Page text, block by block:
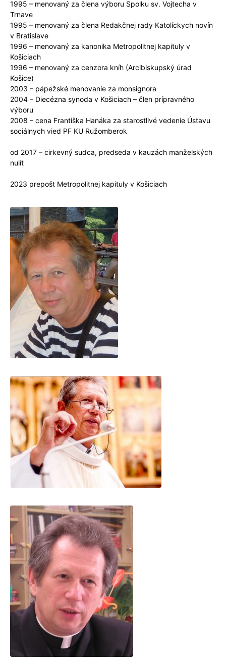
1995 – menovaný za člena výboru Spolku sv. Vojtecha v
Trnave
1995 – menovaný za člena Redakčnej rady Katolíckych novín
v Bratislave
1996 – menovaný za kanonika Metropolitnej kapituly v
Košiciach
1996 – menovaný za cenzora kníh (Arcibiskupský úrad
Košice)
2003 – pápežské menovanie za monsignora
2004 – Diecézna synoda v Košiciach – člen prípravného
výboru
2008 – cena Františka Hanáka za starostlivé vedenie Ústavu
sociálnych vied PF KU Ružomberok
od 2017 – cirkevný sudca, predseda v kauzách manželských
nulít
2023 prepošt Metropolitnej kapituly v Košiciach